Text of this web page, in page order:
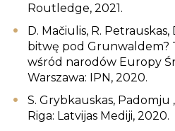
Routledge, 2021.
D. Mačiulis, R.
bitwę pod Grunwaldem?
wśród narodów Europy
Warszawa: IPN, 2020.
S. Grybkauskas,
Riga: Latvijas Mediji, 2020.